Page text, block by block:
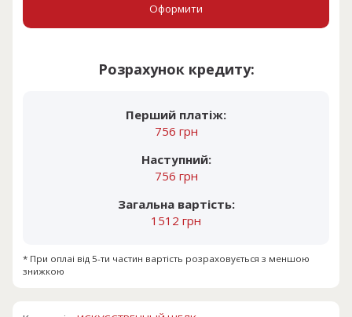
Оформити
Розрахунок кредиту:
Перший платіж:
756 грн
Наступний:
756 грн
Загальна вартість:
1512 грн
* При оплаі від 5-ти частин вартість розраховується з меншою
знижкою